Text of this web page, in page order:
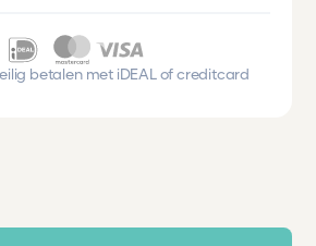
betalen met iDEAL of creditcard